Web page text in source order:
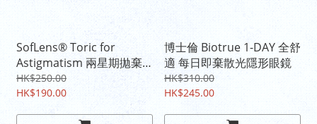
SofLens® Toric for
Astigmatism 兩星期拋棄
型散光隱形眼鏡
HK$250.00
HK$190.00
博士倫 Biotrue 1-DAY 全舒
適 每日即棄散光隱形眼鏡
HK$310.00
HK$245.00